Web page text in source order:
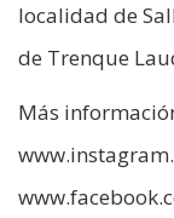
localidad de
de Trenque
Más